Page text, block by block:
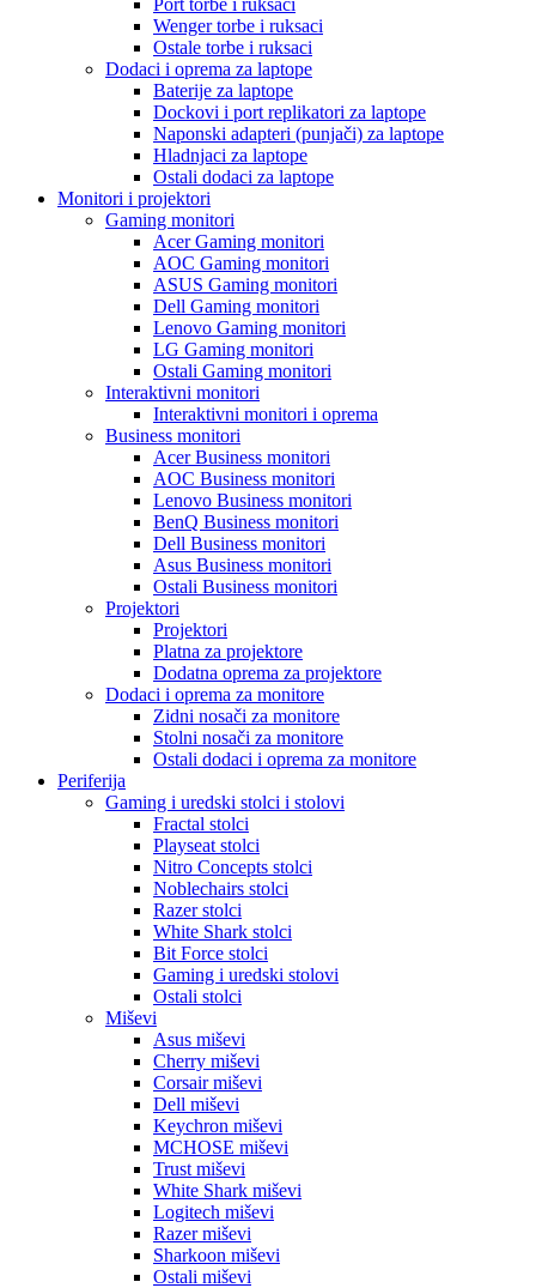
Port torbe i ruksaci
Wenger torbe i ruksaci
Ostale torbe i ruksaci
Dodaci i oprema za laptope
Baterije za laptope
Dockovi i port replikatori za laptope
Naponski adapteri (punjači) za laptope
Hladnjaci za laptope
Ostali dodaci za laptope
Monitori i projektori
Gaming monitori
Acer Gaming monitori
AOC Gaming monitori
ASUS Gaming monitori
Dell Gaming monitori
Lenovo Gaming monitori
LG Gaming monitori
Ostali Gaming monitori
Interaktivni monitori
Interaktivni monitori i oprema
Business monitori
Acer Business monitori
AOC Business monitori
Lenovo Business monitori
BenQ Business monitori
Dell Business monitori
Asus Business monitori
Ostali Business monitori
Projektori
Projektori
Platna za projektore
Dodatna oprema za projektore
Dodaci i oprema za monitore
Zidni nosači za monitore
Stolni nosači za monitore
Ostali dodaci i oprema za monitore
Periferija
Gaming i uredski stolci i stolovi
Fractal stolci
Playseat stolci
Nitro Concepts stolci
Noblechairs stolci
Razer stolci
White Shark stolci
Bit Force stolci
Gaming i uredski stolovi
Ostali stolci
Miševi
Asus miševi
Cherry miševi
Corsair miševi
Dell miševi
Keychron miševi
MCHOSE miševi
Trust miševi
White Shark miševi
Logitech miševi
Razer miševi
Sharkoon miševi
Ostali miševi